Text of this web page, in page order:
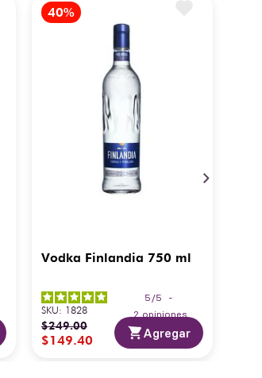
Vodka Finlandia 750 ml
5 /5
-
2 opiniones
SKU: 1828
$249.00
$149.40 Agregar